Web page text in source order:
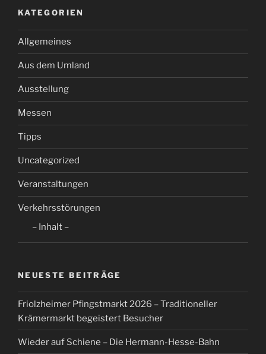
KATEGORIEN
Allgemeines
Aus dem Umland
Ausstellung
Messen
Tipps
Uncategorized
Veranstaltungen
Verkehrsstörungen
– Inhalt –
NEUESTE BEITRÄGE
Friolzheimer Pfingstmarkt 2026 – Traditioneller
Krämermarkt begeistert Besucher
Wieder auf Schiene – Die Hermann-Hesse-Bahn